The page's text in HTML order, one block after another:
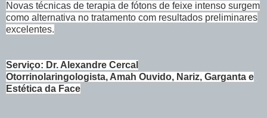
Novas técnicas de terapia de fótons de feixe intenso surgem
como alternativa no tratamento com resultados preliminares
excelentes.
Serviço: Dr. Alexandre Cercal
Otorrinolaringologista, Amah Ouvido, Nariz, Garganta e
Estética da Face